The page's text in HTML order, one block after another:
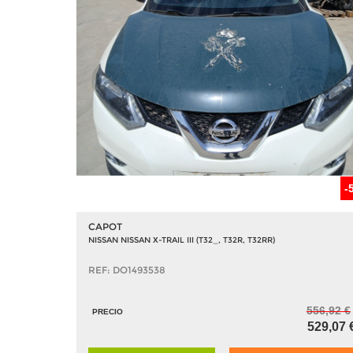
-
CAPOT
NISSAN NISSAN X-TRAIL III (T32_, T32R, T32RR)
REF: DO1493538
PRECIO 556,92 €
529,07